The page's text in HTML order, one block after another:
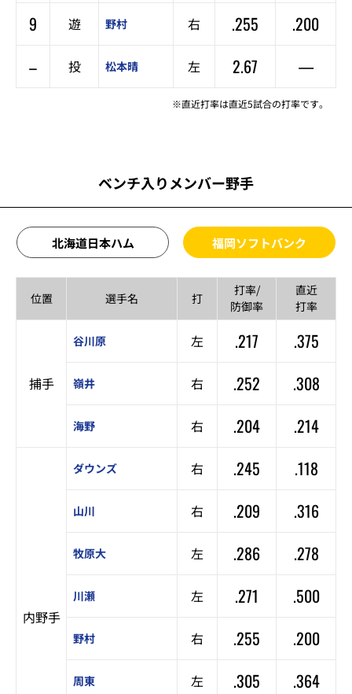
9 遊 野村 右 .255
.200
–
投 松本晴 左 2.67 —
※直近打率は直近5試合の打率です。
ベンチ入りメンバー野手
北海道日本ハム 福岡ソフトバンク
位置 選手名 打
打率/
防御率
直近
打率
捕手
谷川原 左 .217 .375
嶺井 右 .252 .308
海野 右 .204 .214
内野手
ダウンズ 右 .245 .118
山川 右 .209 .316
牧原大 左 .286 .278
川瀬 左 .271 .500
野村 右 .255 .200
周東 左 .305 .364